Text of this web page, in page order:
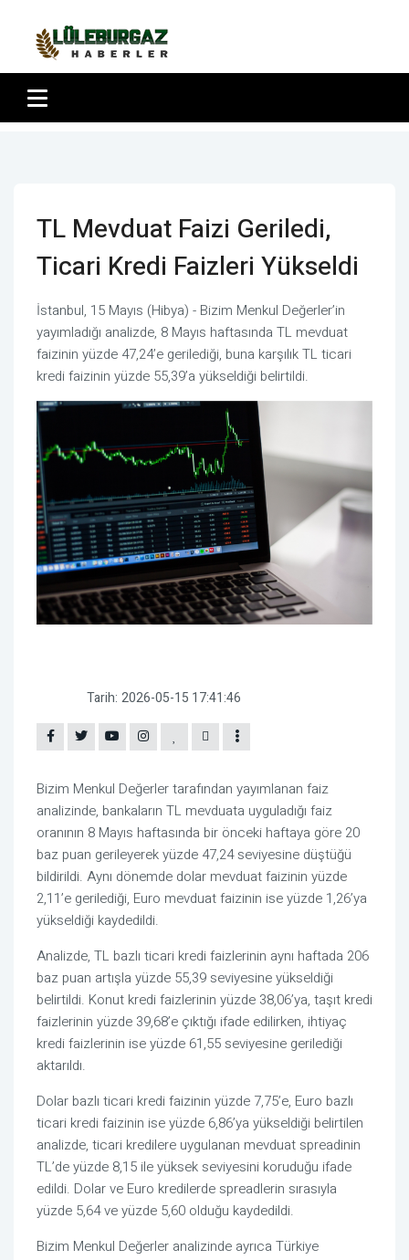
TL Mevduat Faizi Geriledi,
Ticari Kredi Faizleri Yükseldi
İstanbul, 15 Mayıs (Hibya) - Bizim Menkul Değerler’in
yayımladığı analizde, 8 Mayıs haftasında TL mevduat
faizinin yüzde 47,24’e gerilediği, buna karşılık TL ticari
kredi faizinin yüzde 55,39’a yükseldiği belirtildi.
Tarih: 2026-05-15 17:41:46
Bizim Menkul Değerler tarafından yayımlanan faiz
analizinde, bankaların TL mevduata uyguladığı faiz
oranının 8 Mayıs haftasında bir önceki haftaya göre 20
baz puan gerileyerek yüzde 47,24 seviyesine düştüğü
bildirildi. Aynı dönemde dolar mevduat faizinin yüzde
2,11’e gerilediği, Euro mevduat faizinin ise yüzde 1,26’ya
yükseldiği kaydedildi.
Analizde, TL bazlı ticari kredi faizlerinin aynı haftada 206
baz puan artışla yüzde 55,39 seviyesine yükseldiği
belirtildi. Konut kredi faizlerinin yüzde 38,06’ya, taşıt kredi
faizlerinin yüzde 39,68’e çıktığı ifade edilirken, ihtiyaç
kredi faizlerinin ise yüzde 61,55 seviyesine gerilediği
aktarıldı.
Dolar bazlı ticari kredi faizinin yüzde 7,75’e, Euro bazlı
ticari kredi faizinin ise yüzde 6,86’ya yükseldiği belirtilen
analizde, ticari kredilere uygulanan mevduat spreadinin
TL’de yüzde 8,15 ile yüksek seviyesini koruduğu ifade
edildi. Dolar ve Euro kredilerde spreadlerin sırasıyla
yüzde 5,64 ve yüzde 5,60 olduğu kaydedildi.
Bizim Menkul Değerler analizinde ayrıca Türkiye